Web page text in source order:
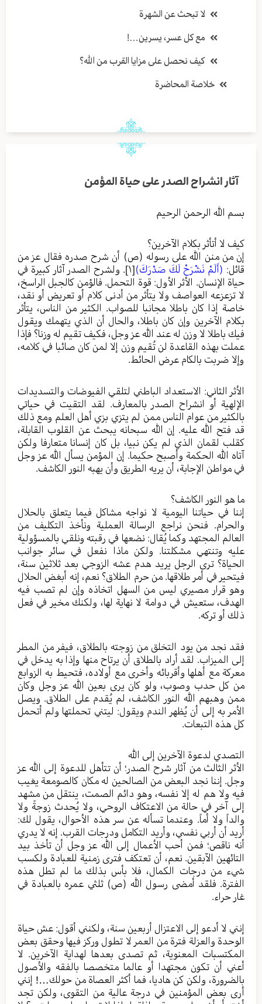
لا تبحث عن الشهرة
مع كل عسر، يسرين…!
كيف نحصل على مزايا القرب من الله؟
خلاصة المحاضرة
آثار انشراح الصدر على حياة المؤمن
بسم الله الرحمن الرحيم
كيف لا أتأثر بكلام الآخرين؟
إن من منن الله على رسوله (ص) أن شرح صدره فقال عز من
قائل: (أَلَمْ نَشْرَحْ لَكَ صَدْرَكَ)[١] . ولشرح الصدر آثار كبيرة في
حياة الإنسان. الأثر الأول: قوة التحمل. فالؤمن كالجبل الراسخ،
لا تزعزعه العواصف ولا يتأثر من أدنى كلام أو تعريض أو نقد،
خاصة إذا كان باطلا مجانبا للصواب. الكثير من الناس، يتأثر
بكلام الآخرين وإن كان باطلا، والحال أن الذي يتهمك ويقول
فيك باطلا لا وزن له عند الله عز وجل، فكيف تقيم له وزنا؟ فإذا
عملت بهذه القاعدة لن تُقيم وزن إلا لمن كان صائبا في كلامه،
وإلا ضربت بالكام عرض الحائط.
الأثر الثاني: الاستعداد الباطني لتلقي الفيوضات والتسديدات
الإلهية أو انشراح الصدر بالمعارف. لقد التقيت في حياتي
بالكثير من عوام الناس ممن لم يتزي بزي أهل العلم ومع ذلك
قد فتح الله عليه. إن الله سبحانه يبحث عن القلوب القابلة،
كقلب لقمان الذي لم يكن نبيا، بل كان إنسانا متعارفا ولكن
آتاه الله الحكمة وأصبح حكيما. إن المؤمن يسأل الله عز وجل
في مواطن الإجابة، أن يريه الطريق وأن يهبه النور الكاشف.
ما هو النور الكاشف؟
إننا في حياتنا اليومية لا نواجه مشاكل فيما يتعلق بالحلال
والحرام. فنحن نراجع الرسالة العملية ونأخذ التكليف من
العالم المجتهد وكما يُقال: نضعها في رقبته ونلقي بالمسؤولية
عليه وتنتهي مشكلتنا. ولكن ماذا نفعل في سائر جوانب
الحياة؟ ترى الرجل يريد هدم عشه الزوجي بعد ثلاثين سنة،
فيتحير في أمر طلاقها. من حرم الطلاق؟ نعم، إنه أبغض الحلال
وهو قرار مصيري ليس من السهل اتخاذه وإن لم تصب فيه
الهدف، ستعيش في دوامة لا نهاية لها، ولكنك مخير في فعل
ذلك أو تركه.
فقد نجد من يود التخلق من زوجته بالطلاق، فيفر من المطر
إلى الميزاب. لقد أراد بالطلاق أن يرتاح منها وإذا به يدخل في
معركة مع أهلها وأقربائه وأخرى مع أولاده، فتحيط به الزوابع
من كل حدب وصوب، ولو كان يرى بعين الله عز وجل وكان
ممن وهبهم الله النور الكاشف، لم يُقدم على الطلاق. ويصل
الأمر به إلى أن يُظهر الندم ويقول: ليتني تحملتها ولم أتحمل
كل هذه التبعات.
التصدي لدعوة الآخرين إلى الله
الأثر الثالث من آثار شرح الصدر؛ أن تتأهل للدعوة إلى الله عز
وجل. إننا نجد البعض من الصالحين له مكان كالصومعة يغيب
فيه ولا هم له إلا نفسه، وهو دائم الصمت، ينتقل من مشهد
إلى آخر في حالة من الاعتكاف الروحي، ولا يُحدث زوجةً ولا
والداً ولا أماً. وعندما تسأله عن سر هذه الأحوال، يقول لك:
أريد أن أربي نفسي، وأريد التكامل ودرجات القرب. إنه لا يدري
أنه ناقص؛ فمن أحب الأعمال إلى الله عز وجل أن تأخذ بيد
التائهين الآبقين. نعم، أن تعتكف فترى زمنية للعبادة ولكسب
شيء من درجات الكمال، فلا بأس بذلك ما لم تطل هذه
الفترة. فلقد أمضى رسول الله (ص) ثلثي عمره بالعبادة في
غار حراء.
إنني لا أدعو إلى الاعتزال أربعين سنة، ولكنني أقول: عش حياة
الوحدة والعزلة فترة من العمر لا تطول وركز فيها وحقق بعض
المكتسبات المعنوية، ثم تصدى بعدها لهداية الآخرين. لا
أعني أن تكون مجتهدا أو عالما متخصصا بالفقه والأصول
بالضرورة، ولكن كن هاديا، فما أكثر العصاة من حولك…! إنني
أرى بعض المؤمنين في درجة عالية من التقوى، ولكن تجد